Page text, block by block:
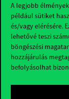
A legjobb
például sütiket
és/vagy elérésére.
lehetővé teszi
böngészési
hozzájárulás
befolyásolhat
Hasznos linkek
Nyitvatartás